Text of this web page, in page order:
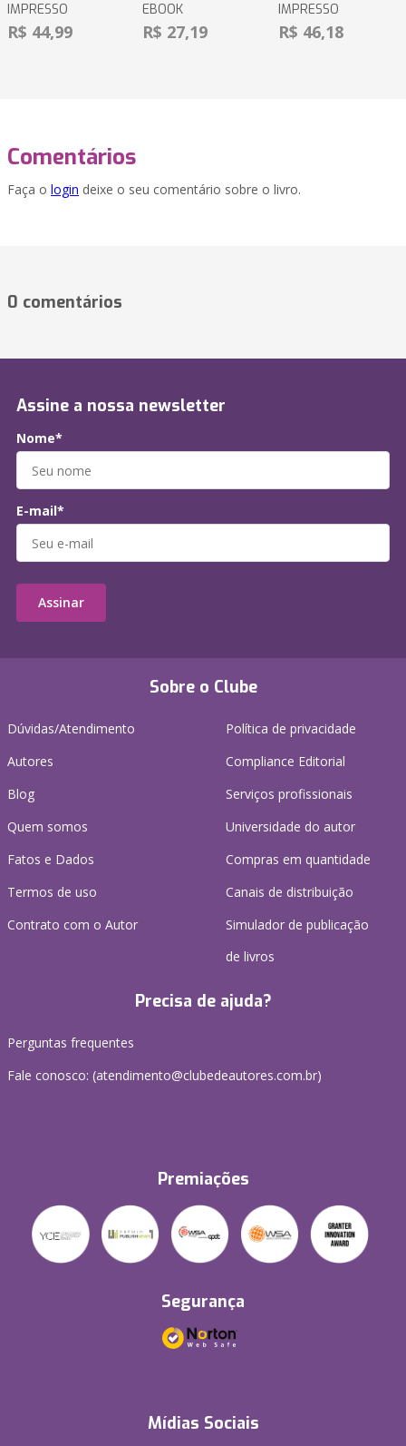
IMPRESSO
R$ 44,99
EBOOK
R$ 27,19
IMPRESSO
R$ 46,18
Comentários
Faça o login deixe o seu comentário sobre o livro.
0 comentários
Sobre o Clube
Dúvidas/Atendimento
Autores
Blog
Quem somos
Fatos e Dados
Termos de uso
Contrato com o Autor
Política de privacidade
Compliance Editorial
Serviços profissionais
Universidade do autor
Compras em quantidade
Canais de distribuição
Simulador de publicação
de livros
Precisa de ajuda?
Perguntas frequentes
Fale conosco: (atendimento@clubedeautores.com.br)
Premiações
Segurança
Mídias Sociais
Assine a nossa newsletter
Nome*
E-mail*
Assinar